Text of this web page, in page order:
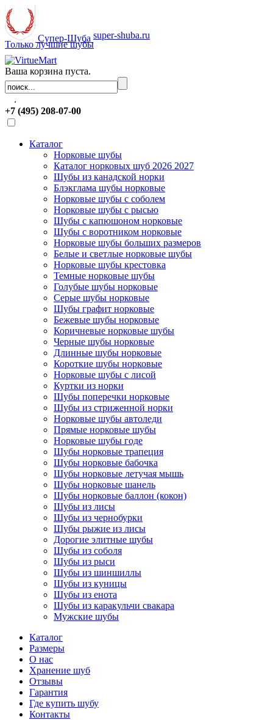
Супер-Шуба super-shuba.ru
Только лучшие шубы
Ваша корзина пуста.
.
+7 (495) 208-07-00
Каталог
Норковые шубы
Каталог норковых шуб 2026 2027
Шубы из канадской норки
Блэкглама шубы норковые
Норковые шубы с соболем
Норковые шубы с рысью
Шубы с капюшоном норковые
Шубы с воротником норковые
Норковые шубы больших размеров
Белые и светлые норковые шубы
Норковые шубы крестовка
Темные норковые шубы
Голубые шубы норковые
Серые шубы норковые
Шубы графит норковые
Бежевые шубы норковые
Коричневые норковые шубы
Черные шубы норковые
Длинные шубы норковые
Короткие шубы норковые
Норковые шубы с лисой
Куртки из норки
Шубы поперечки норковые
Шубы из стриженной норки
Норковые шубы автоледи
Прямые норковые шубы
Норковые шубы годе
Шубы норковые трапеция
Шубы норковые бабочка
Шубы норковые летучая мышь
Шубы норковые шанель
Шубы норковые баллон (кокон)
Шубы из лисы
Шубы из чернобурки
Шубы рыжие из лисы
Дорогие элитные шубы
Шубы из соболя
Шубы из рыси
Шубы из шиншиллы
Шубы из куницы
Шубы из енота
Шубы из каракульчи свакара
Мужские шубы
Каталог
Размеры
О нас
Хранение шуб
Отзывы
Гарантия
Где купить шубу
Контакты